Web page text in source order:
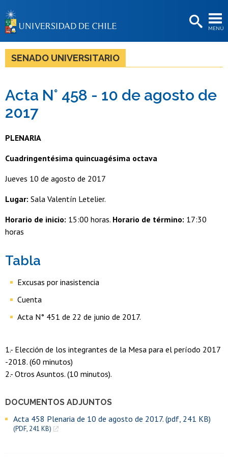
MENÚ
BIBLIOTECAS
LA UNIVERSIDAD
Estudiantes
Egresadas/os
SENADO UNIVERSITARIO
Acta N° 458 - 10 de agosto de
2017
DOCUMENTOS ADJUNTOS
Acta 458 Plenaria de 10 de agosto de 2017. (pdf, 241 KB)
(PDF, 241 KB)
PLENARIA
Cuadringentésima quincuagésima octava
Jueves 10 de agosto de 2017
Lugar: Sala Valentín Letelier.
Horario de inicio: 15:00 horas. Horario de término: 17:30
horas
Tabla
Excusas por inasistencia
Cuenta
Acta N° 451 de 22 de junio de 2017.
1.- Elección de los integrantes de la Mesa para el período 2017
-2018. (60 minutos)
2.- Otros Asuntos. (10 minutos).